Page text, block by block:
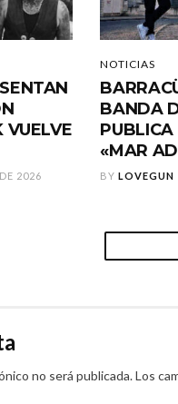
VUELVE
2026
NOTICIAS
BANDA
PUBLICA
«MAR
BY LOVEGUN
no será publicada.Los